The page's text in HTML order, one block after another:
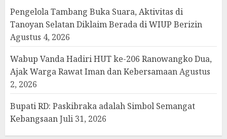
Pengelola Tambang Buka Suara, Aktivitas di
Tanoyan Selatan Diklaim Berada di WIUP Berizin
Agustus 4, 2026
Wabup Vanda Hadiri HUT ke-206 Ranowangko Dua,
Ajak Warga Rawat Iman dan KebersamaanAgustus
2, 2026
Bupati RD: Paskibraka adalah Simbol Semangat
KebangsaanJuli 31, 2026